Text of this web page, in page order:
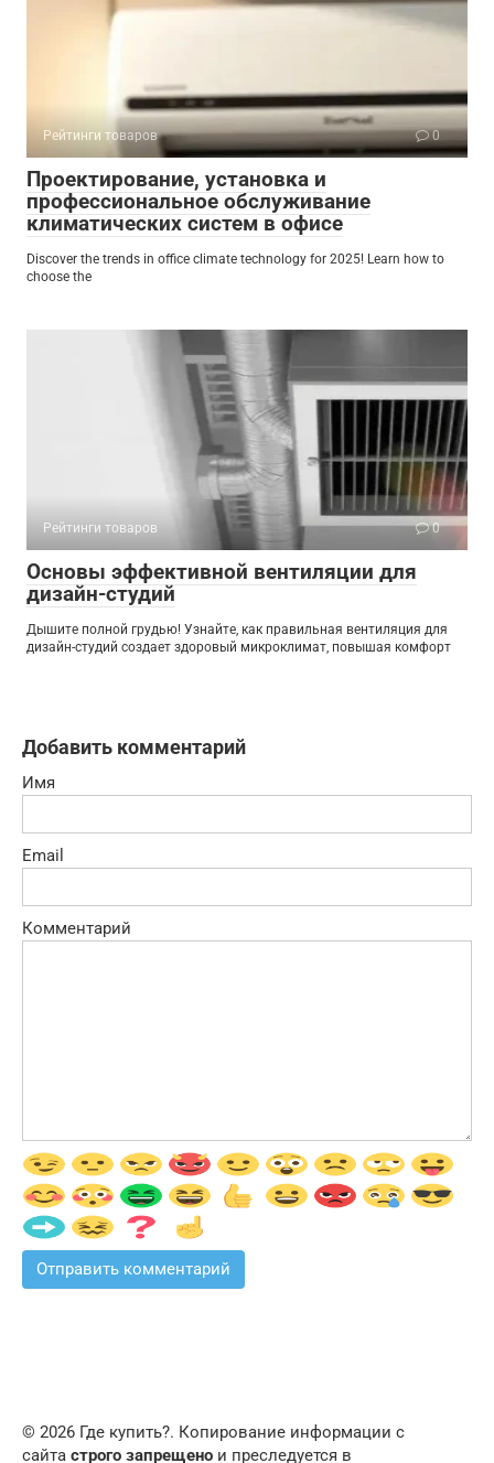
Рейтинги товаров 0
Проектирование, установка и
профессиональное обслуживание
климатических систем в офисе
Discover the trends in office climate technology for 2025! Learn how to
choose the
Рейтинги товаров 0
Основы эффективной вентиляции для
дизайн-студий
Дышите полной грудью! Узнайте, как правильная вентиляция для
дизайн-студий создает здоровый микроклимат, повышая комфорт
Добавить комментарий
Имя
Email
Комментарий
© 2026 Где купить?. Копирование информации с
сайта строго запрещено и преследуется в